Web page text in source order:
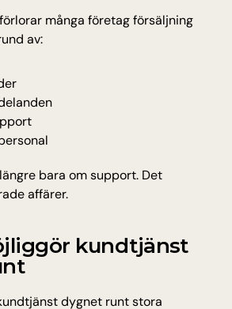
många företag försäljning
av:
bara om support. Det
affärer.
kundtjänst
dygnet runt stora